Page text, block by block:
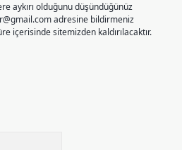
aykırı olduğunu düşündüğünüz
adresine bildirmeniz
içerisinde sitemizden kaldırılacaktır.